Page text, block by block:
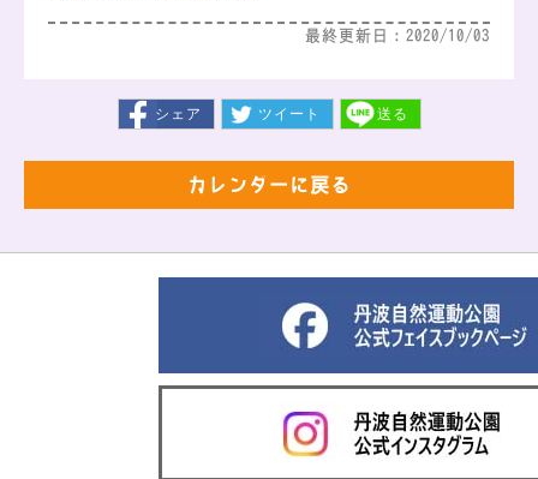
最終更新日：2020/10/03
シェア ツイート 送る
カレンダーに戻る